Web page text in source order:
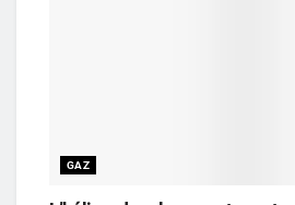
GAZ